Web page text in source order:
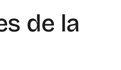
de la